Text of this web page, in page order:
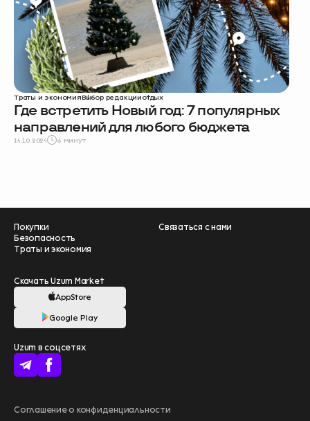
Траты и экономияВыбор редакцииотдых
Где встретить Новый год: 7 популярных
направлений для любого бюджета
14.10.2024 6 минут
Покупки
Безопасность
Траты и экономия
Связаться с нами
Скачать Uzum Market
AppStore
Google Play
Соглашение о конфиденциальности
Uzum в соцсетях
Больше выгоды
Помогите нам
стать лучше –
пройдите опрос